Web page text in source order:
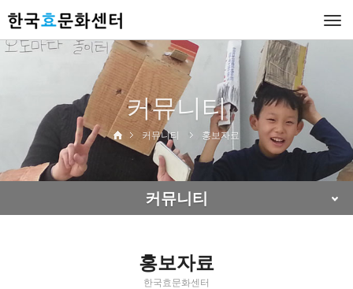
커뮤니티
커뮤니티 홍보자료
커뮤니티
홍보자료
한국효문화센터